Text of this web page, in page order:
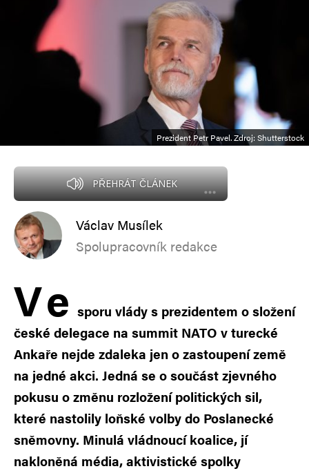
Prezident Petr Pavel. Zdroj: Shutterstock
PŘEHRÁT ČLÁNEK
Václav Musílek
Spolupracovník redakce
Ve sporu vlády s prezidentem o složení
české delegace na summit NATO v turecké
Ankaře nejde zdaleka jen o zastoupení země
na jedné akci. Jedná se o součást zjevného
pokusu o změnu rozložení politických sil,
které nastolily loňské volby do Poslanecké
sněmovny. Minulá vládnoucí koalice, jí
nakloněná média, aktivistické spolky